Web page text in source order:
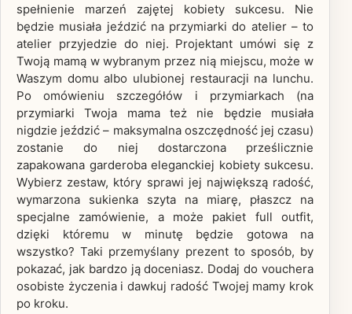
spełnienie marzeń zajętej kobiety sukcesu. Nie
będzie musiała jeździć na przymiarki do atelier – to
atelier przyjedzie do niej. Projektant umówi się z
Twoją mamą w wybranym przez nią miejscu, może w
Waszym domu albo ulubionej restauracji na lunchu.
Po omówieniu szczegółów i przymiarkach (na
przymiarki Twoja mama też nie będzie musiała
nigdzie jeździć – maksymalna oszczędność jej czasu)
zostanie do niej dostarczona prześlicznie
zapakowana garderoba eleganckiej kobiety sukcesu.
Wybierz zestaw, który sprawi jej największą radość,
wymarzona sukienka szyta na miarę, płaszcz na
specjalne zamówienie, a może pakiet full outfit,
dzięki któremu w minutę będzie gotowa na
wszystko? Taki przemyślany prezent to sposób, by
pokazać, jak bardzo ją doceniasz. Dodaj do vouchera
osobiste życzenia i dawkuj radość Twojej mamy krok
po kroku.